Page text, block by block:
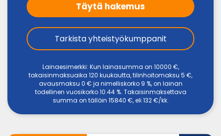
Täytä hakemus
Tarkista yhteistyökumppanit
Lainaesimerkki: Kun lainasumma on 10000 €,
takaisinmaksuaika 120 kuukautta, tilinhoitomaksu 5 €,
avausmaksu 0 € ja nimelliskorko 9 %, on lainan
todellinen vuosikorko 10.44 %. Takaisinmaksettava
summa on tällöin 15840 €, eli 132 €/kk.